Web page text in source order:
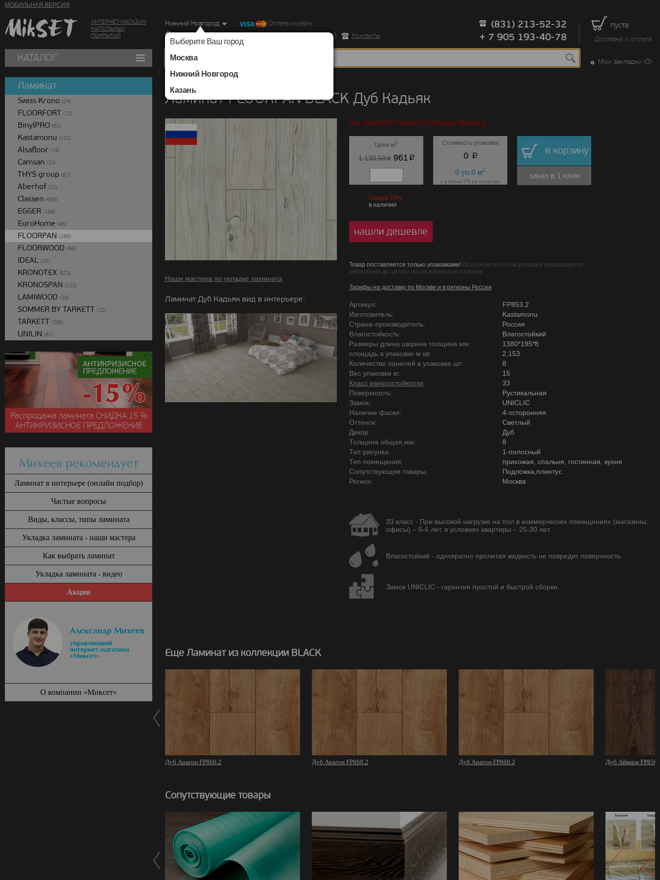
МОБИЛЬНАЯ ВЕРСИЯ
ИНТЕРНЕТ-МАГАЗИН
НАПОЛЬНЫХ
ПОКРЫТИЙ
пуста
Доставка и оплата
Нижний Новгород
Выберите Ваш город
Москва
Нижний Новгород
Казань
Оплата онлайн
г. Нижний Новгород, Ул. Республиканская д.43 корпус 3
Контакты
(831) 213-52-32
+ 7 905 193-40-78
КАТАЛОГ Мои закладки (0)
Ламинат FLOORPAN BLACK Дуб Кадьяк
Наши мастера по укладке ламината
Ламинат Дуб Кадьяк вид в интерьере:
Вы смотрите товар из города Москва.
Цена м2
1 130.59p961 p
Стоимость упаковок
0 p
0уп.0м2
с учётом 5% на подрезку
в корзину
заказ в 1 клик
Скидка 15%
в наличии
нашли дешевле
Товар поставляется только упаковками! При расчете кол-ва упаковок производится
округление до целого числа в большую сторону.
Тарифы на доставку по Москве и в регионы России
Артикул:
FP853.2
Изготовитель:
Kastamonu
Страна-производитель:
Россия
Влагостойкость:
Влагостойкий
Размеры длина ширина толщина мм:
1380*195*8
площадь в упаковке м кв:
2,153
Количество панелей в упаковке шт:
8
Вес упаковки кг:
15
Класс износостойкости:
33
Поверхность:
Рустикальная
Замок:
UNICLIC
Наличие фаски:
4-хсторонняя
Оттенок:
Светлый
Декор:
Дуб
Толщина общая,мм:
8
Тип рисунка:
1-полосный
Тип помещения:
прихожая, спальня, гостинная, кухня
Сопутствующие товары:
Подложка,плинтус
Регион:
Москва
33 класс - При высокой нагрузке на пол в коммерческих помещениях (магазины,
офисы) – 5-6 лет, в условиях квартиры – 25-30 лет.
Влагостойкий - однократно пролитая жидкость не повредит поверхность.
Замок UNICLIC - гарантия простой и быстрой сборки.
Еще Ламинат из коллекции BLACK
Дуб Арагон FP860.2 Дуб Арагон FP860.2 Дуб Арагон FP860.2 Дуб Айвари
Сопутствующие товары
Ламинат
Swiss Krono (24)
FLOORFORT (72)
BinylPRO (51)
Kastamonu (132)
Alsafloor (78)
Camsan (33)
THYS group (87)
Aberhof (72)
Classen (606)
EGGER (168)
EuroHome (45)
FLOORPAN (165)
FLOORWOOD (96)
IDEAL (15)
KRONOTEX (573)
KRONOSPAN (123)
LAMIWOOD (39)
SOMMER BY TARKETT (12)
TARKETT (258)
UNILIN (81)
Распродажа ламината СКИДКА15 %
АНТИКРИЗИСНОЕ ПРЕДЛОЖЕНИЕ
Михеев рекомендует
Ламинат в интерьере (онлайн подбор)
Частые вопросы
Виды, классы, типы ламината
Укладка ламината - наши мастера
Как выбрать ламинат
Укладка ламината - видео
Акции
О компании «Миксет»